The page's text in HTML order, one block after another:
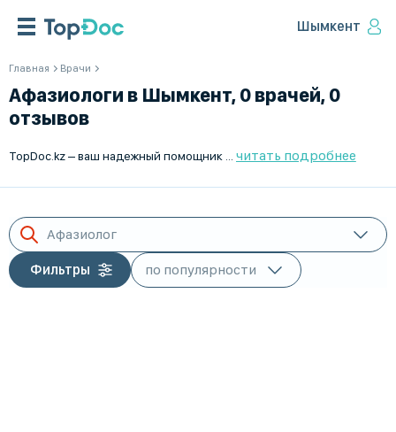
Шымкент
Главная Врачи
Афазиологи в Шымкент, 0 врачей, 0
отзывов
читать подробнее
Афазиолог
Фильтры